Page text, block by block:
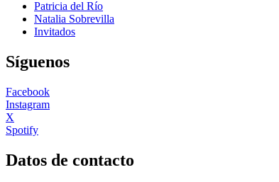
Patricia del Río
Natalia Sobrevilla
Invitados
Síguenos
Facebook
Instagram
X
Spotify
Datos de contacto